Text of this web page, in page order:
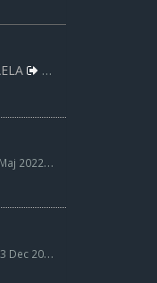
09 Jun 2022, 13:39
2022, 06:15
Dec 2021, 19:03